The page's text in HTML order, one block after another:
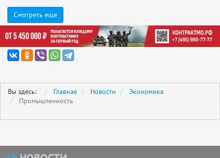
Смотреть еще
Вы здесь: Главная Новости
Экономика
Промышленность